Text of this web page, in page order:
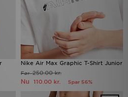
Nike Air Max Graphic T-Shirt Junior
Før250.00 kr.
Nu 110.00 kr. Spar 56%